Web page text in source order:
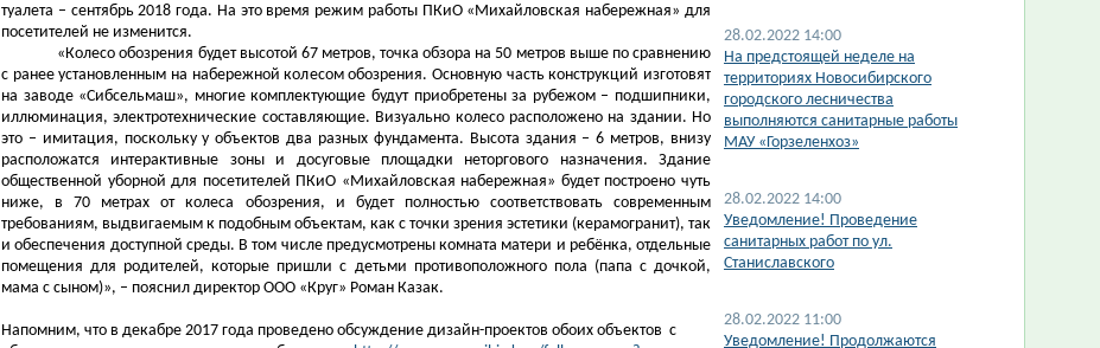
туалета – сентябрь 2018 года. На это время режим работы ПКиО «Михайловская набережная» для
посетителей не изменится.
«Колесо обозрения будет высотой 67 метров, точка обзора на 50 метров выше по сравнению
с ранее установленным на набережной колесом обозрения. Основную часть конструкций изготовят
на заводе «Сибсельмаш», многие комплектующие будут приобретены за рубежом – подшипники,
иллюминация, электротехнические составляющие. Визуально колесо расположено на здании. Но
это – имитация, поскольку у объектов два разных фундамента. Высота здания – 6 метров, внизу
расположатся интерактивные зоны и досуговые площадки неторгового назначения. Здание
общественной уборной для посетителей ПКиО «Михайловская набережная» будет построено чуть
ниже, в 70 метрах от колеса обозрения, и будет полностью соответствовать современным
требованиям, выдвигаемым к подобным объектам, как с точки зрения эстетики (керамогранит), так
и обеспечения доступной среды. В том числе предусмотрены комната матери и ребёнка, отдельные
помещения для родителей, которые пришли с детьми противоположного пола (папа с дочкой,
мама с сыном)», – пояснил директор ООО «Круг» Роман Казак.
Напомним, что в декабре 2017 года проведено обсуждение дизайн-проектов обоих объектов с
28.02.2022 14:00
На предстоящей неделе на
территориях Новосибирского
городского лесничества
выполняются санитарные работы
МАУ «Горзеленхоз»
28.02.2022 14:00
​Уведомление! Проведение
санитарных работ по ул.
Станиславского
28.02.2022 11:00
Уведомление! Продолжаются